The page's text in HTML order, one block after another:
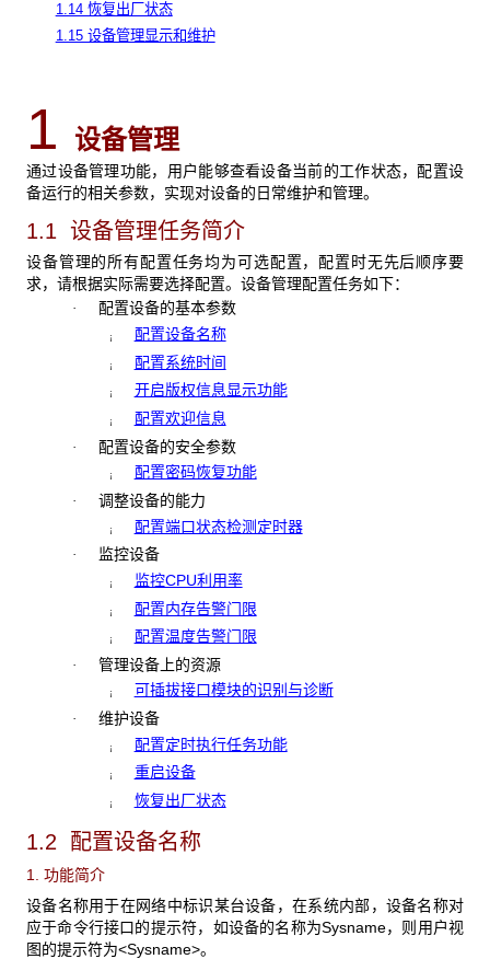
1.14 恢复出厂状态
1.15 设备管理显示和维护
1 设备管理
通过设备管理功能，用户能够查看设备当前的工作状态，配置设
备运行的相关参数，实现对设备的日常维护和管理。
1.1 设备管理任务简介
设备管理的所有配置任务均为可选配置，配置时无先后顺序要
求，请根据实际需要选择配置。设备管理配置任务如下：
· 配置设备的基本参数
¡ 配置设备名称
¡ 配置系统时间
¡ 开启版权信息显示功能
¡ 配置欢迎信息
· 配置设备的安全参数
¡ 配置密码恢复功能
· 调整设备的能力
¡ 配置端口状态检测定时器
· 监控设备
¡ 监控CPU利用率
¡ 配置内存告警门限
¡ 配置温度告警门限
· 管理设备上的资源
¡ 可插拔接口模块的识别与诊断
· 维护设备
¡ 配置定时执行任务功能
¡ 重启设备
¡ 恢复出厂状态
1.2 配置设备名称
1. 功能简介
设备名称用于在网络中标识某台设备，在系统内部，设备名称对
应于命令行接口的提示符，如设备的名称为Sysname，则用户视
图的提示符为<Sysname>。